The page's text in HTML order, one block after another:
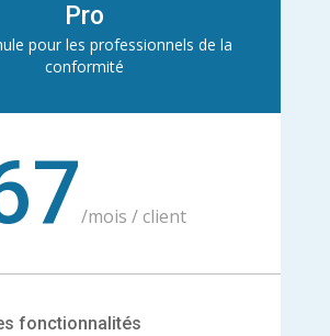
Pro
pour les professionnels de la
conformité
/mois / client
fonctionnalités